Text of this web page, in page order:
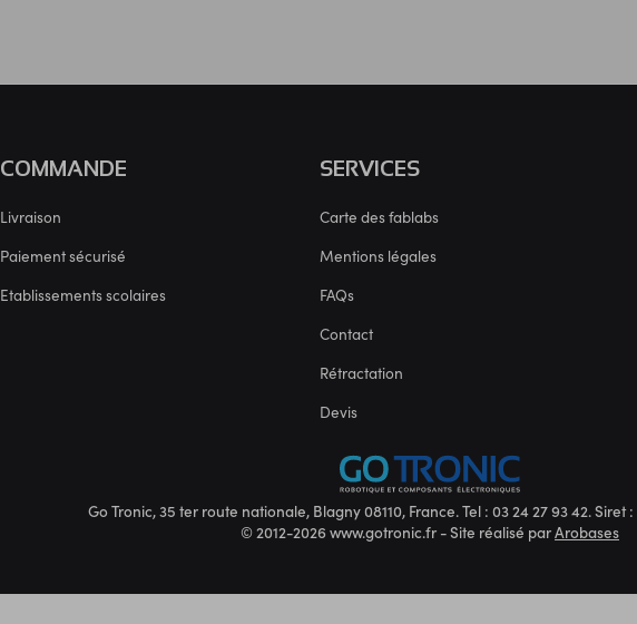
COMMANDE
Livraison
Paiement sécurisé
Etablissements scolaires
SERVICES
Carte des fablabs
Mentions légales
FAQs
Contact
Rétractation
Devis
Go Tronic, 35 ter route nationale, Blagny 08110, France. Tel : 03 24 27 93 42. Siret
© 2012-2026 www.gotronic.fr - Site réalisé parArobases